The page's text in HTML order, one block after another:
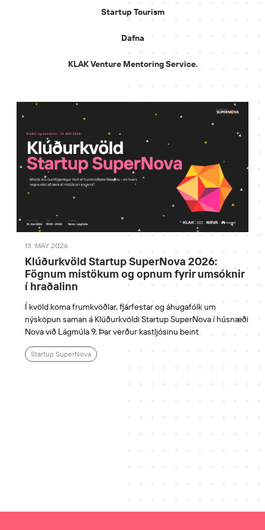
Startup Tourism
Dafna
KLAK Venture Mentoring Service.
13. MAY 2026
Klúðurkvöld Startup SuperNova 2026:
Fögnum mistökum og opnum fyrir umsóknir
í hraðalinn
Í kvöld koma frumkvöðlar, fjárfestar og áhugafólk um
nýsköpun saman á Klúðurkvöldi Startup SuperNova í húsnæði
Nova við Lágmúla 9. Þar verður kastljósinu beint
Startup SuperNova